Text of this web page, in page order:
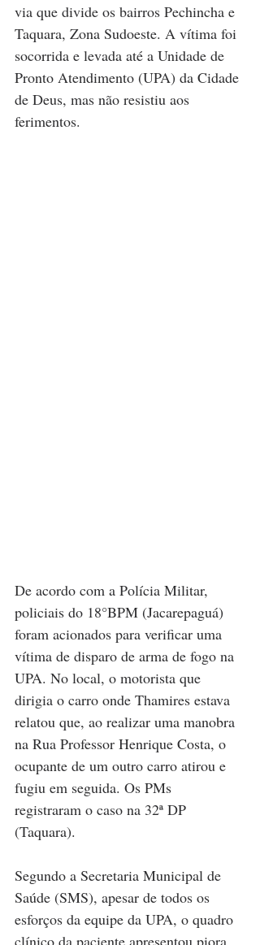
via que divide os bairros Pechincha e
Taquara, Zona Sudoeste. A vítima foi
socorrida e levada até a Unidade de
Pronto Atendimento (UPA) da Cidade
de Deus, mas não resistiu aos
ferimentos.
De acordo com a Polícia Militar,
policiais do 18°BPM (Jacarepaguá)
foram acionados para verificar uma
vítima de disparo de arma de fogo na
UPA. No local, o motorista que
dirigia o carro onde Thamires estava
relatou que, ao realizar uma manobra
na Rua Professor Henrique Costa, o
ocupante de um outro carro atirou e
fugiu em seguida. Os PMs
registraram o caso na 32ª DP
(Taquara).
Segundo a Secretaria Municipal de
Saúde (SMS), apesar de todos os
esforços da equipe da UPA, o quadro
clínico da paciente apresentou piora